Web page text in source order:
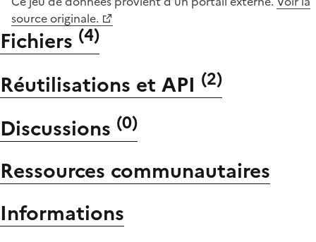
source originale.
Fichiers (4)
Réutilisations et API (2)
Discussions (0)
Ressources communautaires
Informations